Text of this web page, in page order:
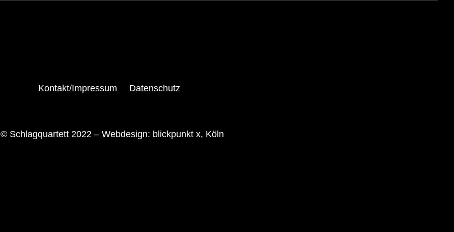
Kontakt/Impressum Datenschutz
© Schlagquartett 2022 – Webdesign: blickpunkt x, Köln